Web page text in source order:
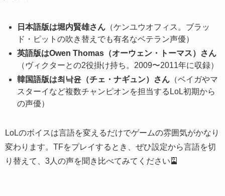
日本語版は堀内賢雄さん （ケンユウオフィス。ブラッ
ド・ピットの吹き替えでも有名なベテラン声優）
英語版はOwen Thomas（オーウェン・トーマス）さん
（ヴィクターとの2役掛け持ち。2009〜2011年に収録）
韓国語版は최낙윤（チェ・ナギュン）さん （ベイガやマ
スターイなど複数チャンピオンを担当するLoL初期から
の声優）
LoLのボイスは言語を変えるだけでゲームの雰囲気がかなり
変わります。TFをプレイするとき、ぜひ設定から言語を切
り替えて、3人の声を聞き比べてみてください🎴